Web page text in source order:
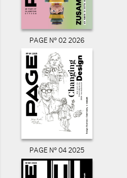
PAGE N° 02 2026
PAGE N° 04 2025